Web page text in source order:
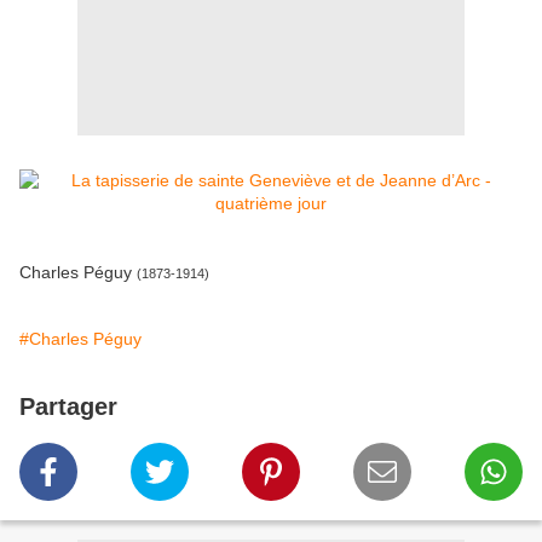
Charles Péguy (1873-1914)
#Charles Péguy
Partager